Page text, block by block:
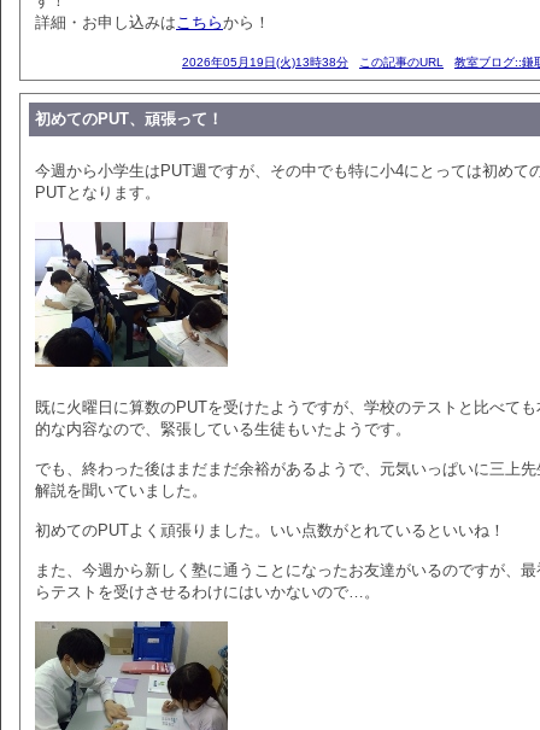
詳細・お申し込みはこちらから！
2026年05月19日(火)13時38分 この記事のURL 教室ブログ::鎌
初めてのPUT、頑張って！
今週から小学生はPUT週ですが、その中でも特に小4にとっては初めて
PUTとなります。
既に火曜日に算数のPUTを受けたようですが、学校のテストと比べても
的な内容なので、緊張している生徒もいたようです。
でも、終わった後はまだまだ余裕があるようで、元気いっぱいに三上先
解説を聞いていました。
初めてのPUTよく頑張りました。いい点数がとれているといいね！
また、今週から新しく塾に通うことになったお友達がいるのですが、最
らテストを受けさせるわけにはいかないので…。